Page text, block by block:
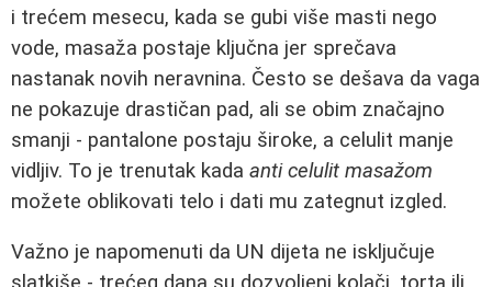
i trećem mesecu, kada se gubi više masti nego
vode, masaža postaje ključna jer sprečava
nastanak novih neravnina. Često se dešava da vaga
ne pokazuje drastičan pad, ali se obim značajno
smanji - pantalone postaju široke, a celulit manje
vidljiv. To je trenutak kada anti celulit masažom
možete oblikovati telo i dati mu zategnut izgled.
Važno je napomenuti da UN dijeta ne isključuje